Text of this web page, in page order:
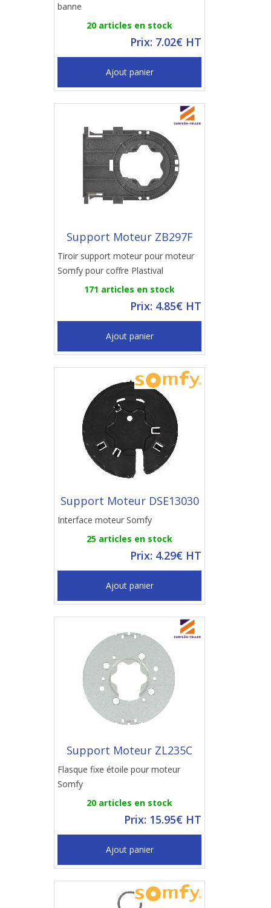
banne
20 articles en stock
Prix: 7.02€ HT
Ajout panier
Support Moteur ZB297F
Tiroir support moteur pour moteur
Somfy pour coffre Plastival
171 articles en stock
Prix: 4.85€ HT
Ajout panier
Support Moteur DSE13030
Interface moteur Somfy
25 articles en stock
Prix: 4.29€ HT
Ajout panier
Support Moteur ZL235C
Flasque fixe étoile pour moteur
Somfy
20 articles en stock
Prix: 15.95€ HT
Ajout panier